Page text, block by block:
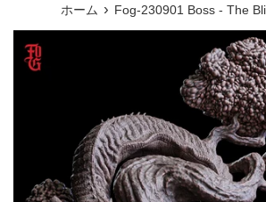
ホーム › Fog-230901 Boss - The